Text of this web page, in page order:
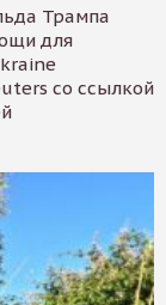
Трампа
для
со ссылкой